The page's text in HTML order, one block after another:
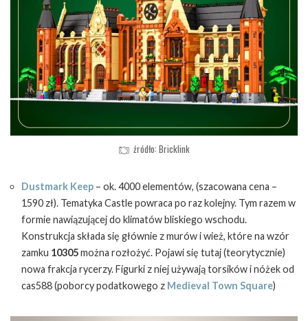
źródło: Bricklink
Dustmark Keep – ok. 4000 elementów, (szacowana cena –
1590 zł). Tematyka Castle powraca po raz kolejny. Tym razem w
formie nawiązującej do klimatów bliskiego wschodu.
Konstrukcja składa się głównie z murów i wież, które na wzór
zamku 10305można rozłożyć. Pojawi się tutaj (teorytycznie)
nowa frakcja rycerzy. Figurki z niej używają torsików i nóżek od
cas588 (poborcy podatkowego z Medieval Town Square)